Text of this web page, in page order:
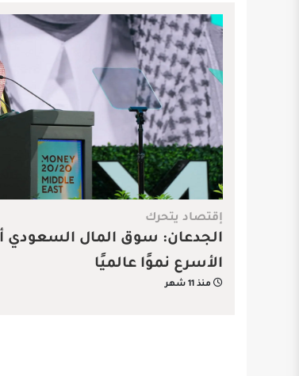
إقتصاد يتحرك
الجدعان: سوق المال السعودي
الأسرع نموًا عالميًا
منذ 11 شهر